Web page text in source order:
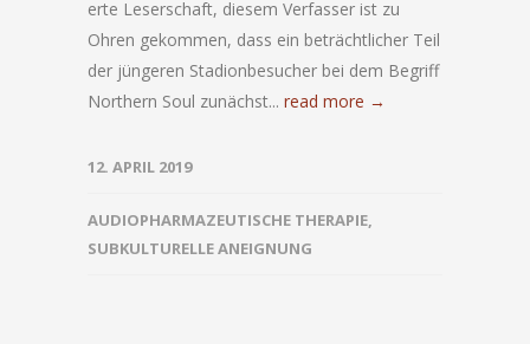
erte Leserschaft, diesem Verfasser ist zu
Ohren gekommen, dass ein beträchtlicher Teil
der jüngeren Stadionbesucher bei dem Begriff
Northern Soul zunächst... read more →
12. APRIL 2019
AUDIOPHARMAZEUTISCHE THERAPIE,
SUBKULTURELLE ANEIGNUNG